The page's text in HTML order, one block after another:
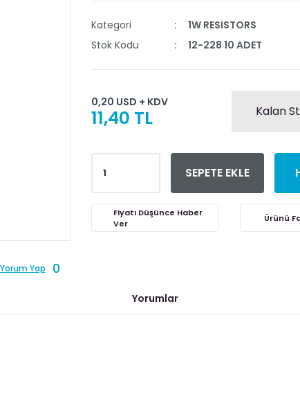
Yorum Yap 0
Kategori
1W RESISTORS
Stok Kodu
12-228 10 ADET
0,20 USD + KDV
11,40 TL Kalan
SEPETE EKLE
Fiyatı Düşünce Haber
Ver
Yorumlar